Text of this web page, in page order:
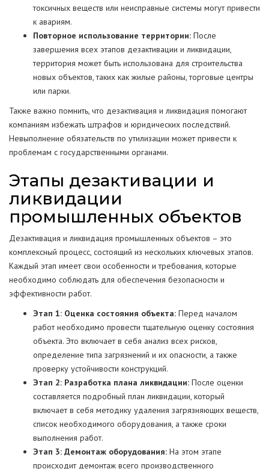
токсичных веществ или неисправные системы могут привести
к авариям.
Повторное использование территории: После
завершения всех этапов дезактивации и ликвидации,
территория может быть использована для строительства
новых объектов, таких как жилые районы, торговые центры
или парки.
Также важно помнить, что дезактивация и ликвидация помогают
компаниям избежать штрафов и юридических последствий.
Невыполнение обязательств по утилизации может привести к
проблемам с государственными органами.
Этапы дезактивации и
ликвидации
промышленных объектов
Дезактивация и ликвидация промышленных объектов – это
комплексный процесс, состоящий из нескольких ключевых этапов.
Каждый этап имеет свои особенности и требования, которые
необходимо соблюдать для обеспечения безопасности и
эффективности работ.
Этап 1: Оценка состояния объекта: Перед началом
работ необходимо провести тщательную оценку состояния
объекта. Это включает в себя анализ всех рисков,
определение типа загрязнений и их опасности, а также
проверку устойчивости конструкций.
Этап 2: Разработка плана ликвидации: После оценки
составляется подробный план ликвидации, который
включает в себя методику удаления загрязняющих веществ,
список необходимого оборудования, а также сроки
выполнения работ.
Этап 3: Демонтаж оборудования: На этом этапе
происходит демонтаж всего производственного